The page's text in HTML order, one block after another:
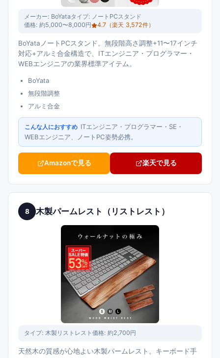
メーカー: BoYataタイプ: ノートPCスタンド
価格: 約5,000〜8,000円 4.7 （楽天 3,572件）
BoYataノートPCスタンド。無段階高さ調整+11〜17インチ
対応+アルミ合金構造で、ITエンジニア・プログラマー・
WEBエンジニアの業界標準アイテム。
BoYata
無段階調整
アルミ合金
こんな人におすすめ ITエンジニア・プログラマー・SE・
WEBエンジニア、ノートPC姿勢必携。
Amazonで見る 楽天で見る
8 木製パームレスト（リストレスト）
タイプ: 木製リストレスト 価格: 約2,700円
天然木の質感が心地よい木製パームレスト。キーボード手